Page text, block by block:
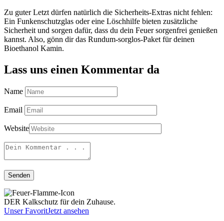
Zu guter Letzt dürfen natürlich die Sicherheits-Extras nicht fehlen:
Ein Funkenschutzglas oder eine Löschhilfe bieten zusätzliche
Sicherheit und sorgen dafür, dass du dein Feuer sorgenfrei genießen
kannst. Also, gönn dir das Rundum-sorglos-Paket für deinen
Bioethanol Kamin.
Lass uns einen Kommentar da
Name
Email
Website
DER Kalkschutz für dein Zuhause.
Unser FavoritJetzt ansehen